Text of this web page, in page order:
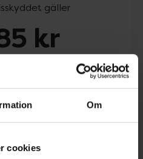
Om
cookies
gäller
kr
recept